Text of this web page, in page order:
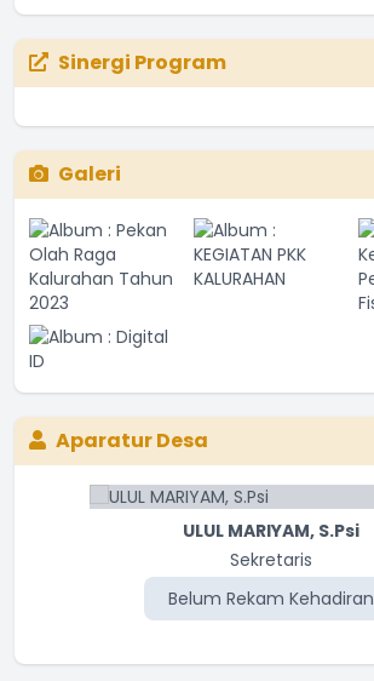
Sinergi Program
Galeri
Aparatur Desa
ULUL MARIYAM, S.Psi
Sekretaris
Belum Rekam Kehadiran